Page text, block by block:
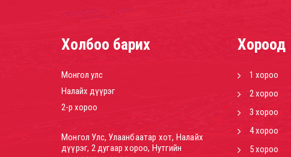
Холбоо барих
Монгол улс
Налайх дүүрэг
2-р хороо
Монгол Улс, Улаанбаатар хот, Налайх
дүүрэг, 2 дугаар хороо, Нутгийн
Хороод
1 хороо
2 хороо
3 хороо
4 хороо
5 хороо